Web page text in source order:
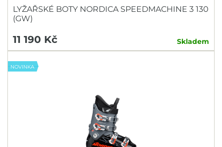
LYŽAŘSKÉ BOTY NORDICA SPEEDMACHINE 3 130
(GW)
11 190 Kč Skladem
NOVINKA